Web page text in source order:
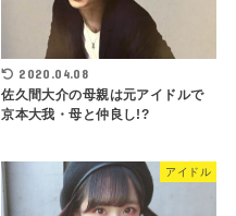
2020.04.08
佐久間大介の母親は元アイドルで
京本大我・母と仲良し!?
アイドル